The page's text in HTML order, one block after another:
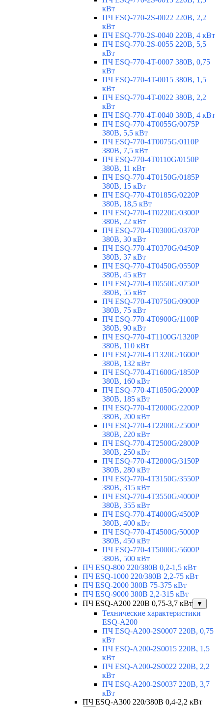
кВт
ПЧ ESQ-770-2S-0022 220В, 2,2
кВт
ПЧ ESQ-770-2S-0040 220В, 4 кВт
ПЧ ESQ-770-2S-0055 220В, 5,5
кВт
ПЧ ESQ-770-4T-0007 380В, 0,75
кВт
ПЧ ESQ-770-4T-0015 380В, 1,5
кВт
ПЧ ESQ-770-4T-0022 380В, 2,2
кВт
ПЧ ESQ-770-4T-0040 380В, 4 кВт
ПЧ ESQ-770-4T0055G/0075P
380В, 5,5 кВт
ПЧ ESQ-770-4T0075G/0110P
380В, 7,5 кВт
ПЧ ESQ-770-4T0110G/0150P
380В, 11 кВт
ПЧ ESQ-770-4T0150G/0185P
380В, 15 кВт
ПЧ ESQ-770-4T0185G/0220P
380В, 18,5 кВт
ПЧ ESQ-770-4T0220G/0300P
380В, 22 кВт
ПЧ ESQ-770-4T0300G/0370P
380В, 30 кВт
ПЧ ESQ-770-4T0370G/0450P
380В, 37 кВт
ПЧ ESQ-770-4T0450G/0550P
380В, 45 кВт
ПЧ ESQ-770-4T0550G/0750P
380В, 55 кВт
ПЧ ESQ-770-4T0750G/0900P
380В, 75 кВт
ПЧ ESQ-770-4T0900G/1100P
380В, 90 кВт
ПЧ ESQ-770-4T1100G/1320P
380В, 110 кВт
ПЧ ESQ-770-4T1320G/1600P
380В, 132 кВт
ПЧ ESQ-770-4T1600G/1850P
380В, 160 кВт
ПЧ ESQ-770-4T1850G/2000P
380В, 185 кВт
ПЧ ESQ-770-4T2000G/2200P
380В, 200 кВт
ПЧ ESQ-770-4T2200G/2500P
380В, 220 кВт
ПЧ ESQ-770-4T2500G/2800P
380В, 250 кВт
ПЧ ESQ-770-4T2800G/3150P
380В, 280 кВт
ПЧ ESQ-770-4T3150G/3550P
380В, 315 кВт
ПЧ ESQ-770-4T3550G/4000P
380В, 355 кВт
ПЧ ESQ-770-4T4000G/4500P
380В, 400 кВт
ПЧ ESQ-770-4T4500G/5000P
380В, 450 кВт
ПЧ ESQ-770-4T5000G/5600P
380В, 500 кВт
ПЧ ESQ-800 220/380В 0,2-1,5 кВт
ПЧ ESQ-1000 220/380В 2,2-75 кВт
ПЧ ESQ-2000 380В 75-375 кВт
ПЧ ESQ-9000 380В 2,2-315 кВт
ПЧ ESQ-A200 220В 0,75-3,7 кВт
▼
Технические характеристики
ESQ-A200
ПЧ ESQ-A200-2S0007 220В, 0,75
кВт
ПЧ ESQ-A200-2S0015 220В, 1,5
кВт
ПЧ ESQ-A200-2S0022 220В, 2,2
кВт
ПЧ ESQ-A200-2S0037 220В, 3,7
кВт
ПЧ ESQ-A300 220/380В 0,4-2,2 кВт